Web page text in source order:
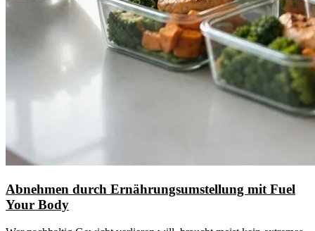
Abnehmen durch Ernährungsumstellung mit Fuel
Your Body